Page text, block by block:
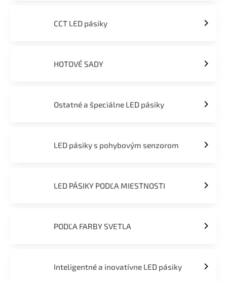
CCT LED pásiky
HOTOVÉ SADY
Ostatné a špeciálne LED pásiky
LED pásiky s pohybovým senzorom
LED PÁSIKY PODĽA MIESTNOSTI
PODĽA FARBY SVETLA
Inteligentné a inovatívne LED pásiky